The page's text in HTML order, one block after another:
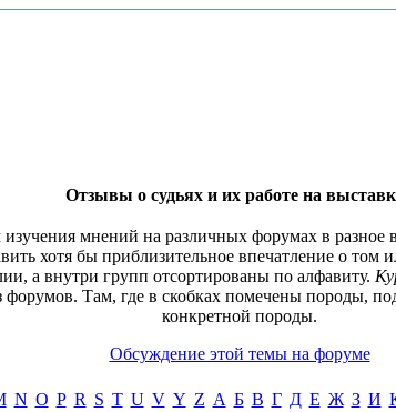
Отзывы о судьях и их работе на
изучения мнений на различных форумах в разное
хотя бы приблизительное впечатление о том
а внутри групп отсортированы по алфавиту.
Там, где в скобках помечены породы,
конкретной породы.
Обсуждение этой темы на форуме
N O P R S T U V Y Z А Б В Г Д Е Ж З И